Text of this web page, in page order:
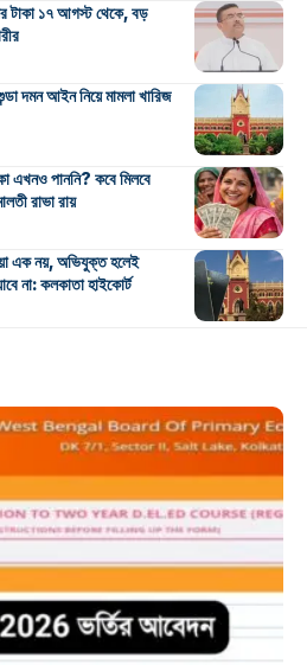
টাকা ১৭ আগস্ট থেকে, বড়
দমন আইন নিয়ে মামলা খারিজ
এখনও পাননি? কবে মিলবে
রাভা রায়
এক নয়, অভিযুক্ত হলেই
না: কলকাতা হাইকোর্ট